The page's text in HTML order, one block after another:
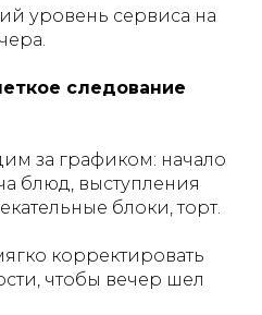
уровень сервиса на
следование
за графиком: начало
блюд, выступления
блоки, торт.
корректировать
чтобы вечер шел